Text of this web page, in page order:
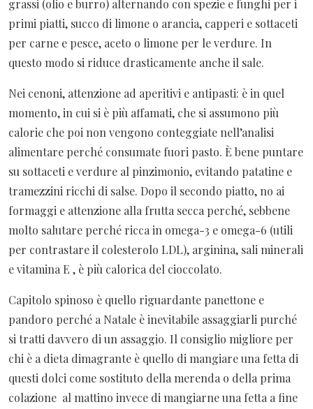
grassi (olio e burro) alternando con spezie e funghi per i
primi piatti, succo di limone o arancia, capperi e sottaceti
per carne e pesce, aceto o limone per le verdure. In
questo modo si riduce drasticamente anche il sale.
Nei cenoni, attenzione ad aperitivi e antipasti: è in quel
momento, in cui si è più affamati, che si assumono più
calorie che poi non vengono conteggiate nell’analisi
alimentare perché consumate fuori pasto. È bene puntare
su sottaceti e verdure al pinzimonio, evitando patatine e
tramezzini ricchi di salse. Dopo il secondo piatto, no ai
formaggi e attenzione alla frutta secca perché, sebbene
molto salutare perché ricca in omega-3 e omega-6 (utili
per contrastare il colesterolo LDL), arginina, sali minerali
e vitamina E , è più calorica del cioccolato.
Capitolo spinoso è quello riguardante panettone e
pandoro perché a Natale è inevitabile assaggiarli purché
si tratti davvero di un assaggio. Il consiglio migliore per
chi è a dieta dimagrante è quello di mangiare una fetta di
questi dolci come sostituto della merenda o della prima
colazione al mattino invece di mangiarne una fetta a fine